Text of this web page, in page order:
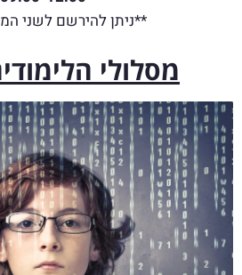
**ניתן להירשם לשני
מסלולי